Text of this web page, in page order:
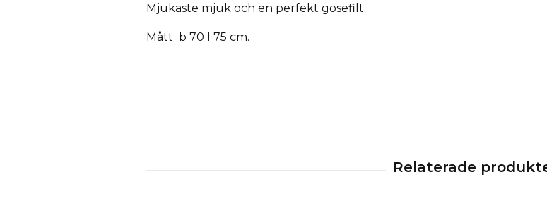
Mjukaste mjuk och en perfekt gosefilt.
Mått b 70 l 75 cm.